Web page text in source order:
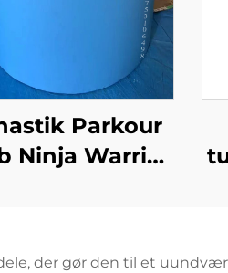
Parkour
Ninja Warrior
der gør den til et